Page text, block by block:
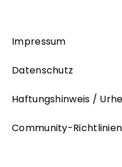
Impressum
Datenschutz
Haftungshinweis /
Community-Richtlinien